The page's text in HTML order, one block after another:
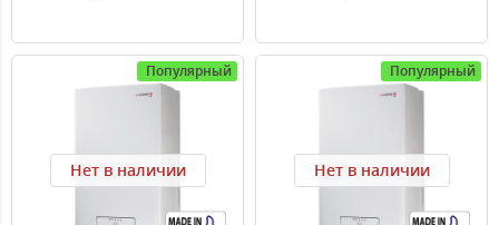
Популярный
Нет в наличии
Популярный
Нет в наличии